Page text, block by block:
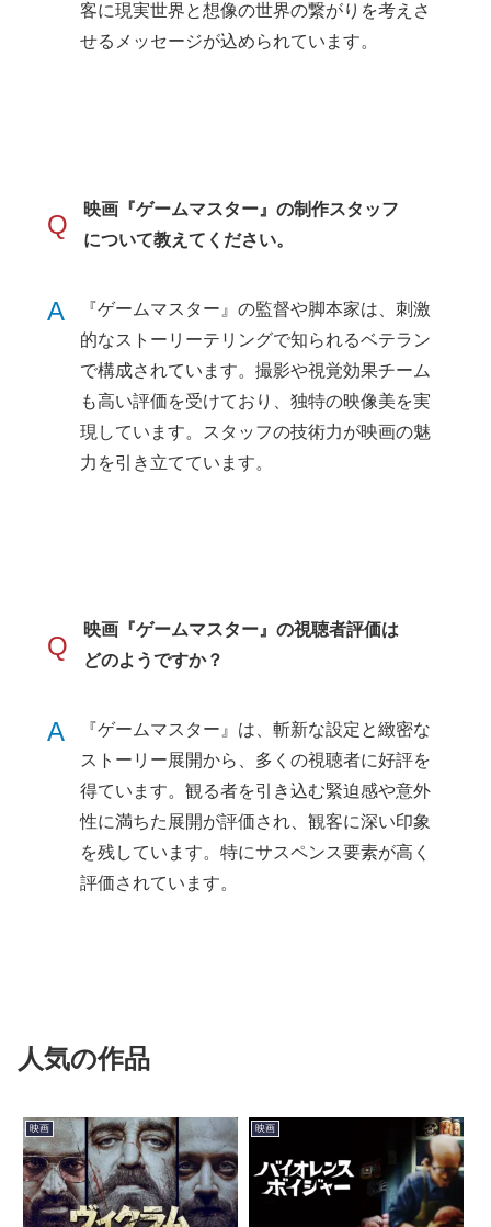
客に現実世界と想像の世界の繋がりを考えさ
せるメッセージが込められています。
Q
映画『ゲームマスター』の制作スタッフ
について教えてください。
A
『ゲームマスター』の監督や脚本家は、刺激
的なストーリーテリングで知られるベテラン
で構成されています。撮影や視覚効果チーム
も高い評価を受けており、独特の映像美を実
現しています。スタッフの技術力が映画の魅
力を引き立てています。
Q
映画『ゲームマスター』の視聴者評価は
どのようですか？
A
『ゲームマスター』は、斬新な設定と緻密な
ストーリー展開から、多くの視聴者に好評を
得ています。観る者を引き込む緊迫感や意外
性に満ちた展開が評価され、観客に深い印象
を残しています。特にサスペンス要素が高く
評価されています。
人気の作品
映画 映画